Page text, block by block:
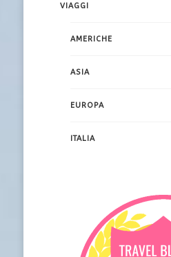
VIAGGI
AMERICHE
ASIA
EUROPA
ITALIA